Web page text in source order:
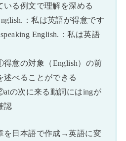
いる例文で理解を深める
：私は英語が得意です
English.：私は英語
得意の対象（English）の前
述べることができる
動詞にはingが
認
を日本語で作成→英語に変